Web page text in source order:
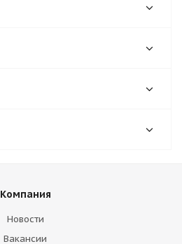
Компания
Новости
Вакансии